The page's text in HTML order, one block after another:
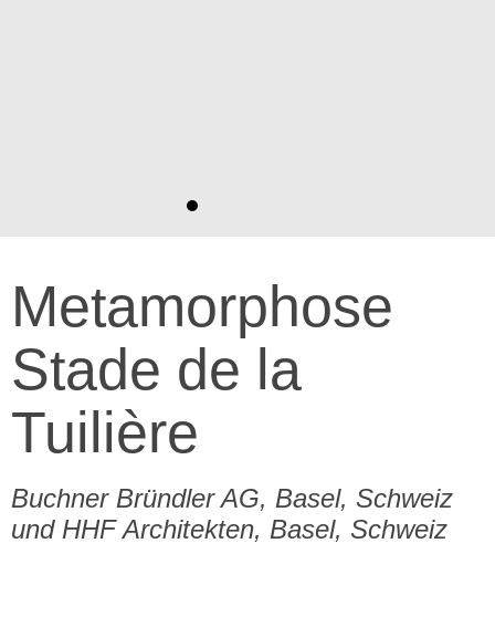
Metamorphose
Stade de la
Tuilière
Buchner Bründler AG, Basel, Schweiz
und HHF Architekten, Basel, Schweiz